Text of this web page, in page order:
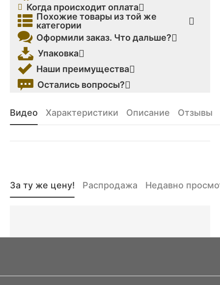
Когда происходит оплата
Похожие товары из той же
категории
Оформили заказ. Что дальше?
Упаковка
Наши преимущества
Остались вопросы?
Видео Характеристики Описание Отзывы
За ту же цену! Распродажа Недавно